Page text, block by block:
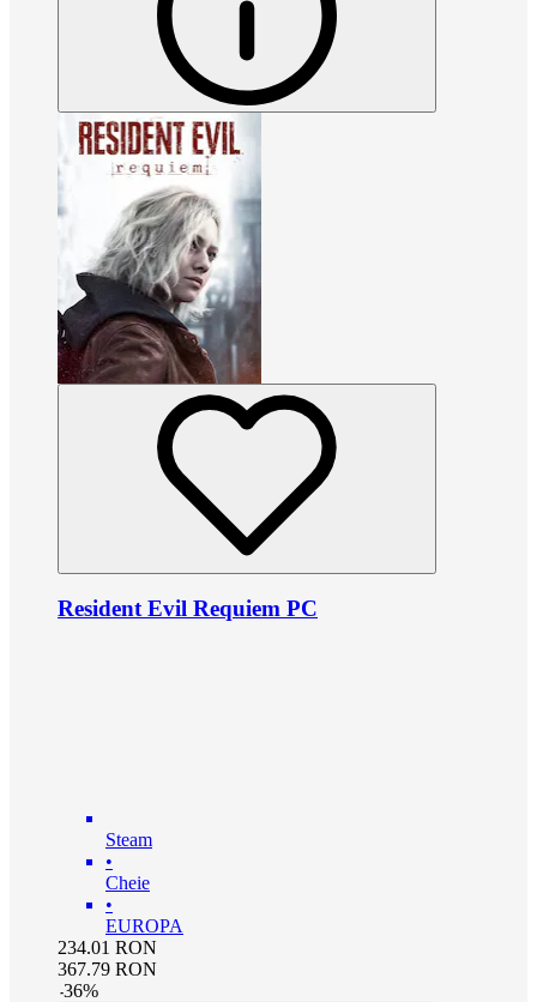
Resident Evil Requiem PC
Steam
•
Cheie
•
EUROPA
234.01 RON
367.79 RON
-36%